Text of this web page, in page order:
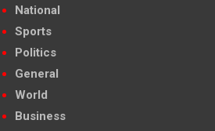
National
Sports
Politics
General
World
Business